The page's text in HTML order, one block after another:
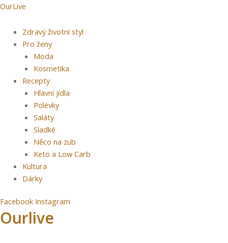
Přeskočit
obsah
OurLive
Menu
Zdravý životní styl
Pro ženy
Moda
Kosmetika
Recepty
Hlavní jídla
Polévky
Saláty
Sladké
Něco na zub
Keto a Low Carb
Kultura
Dárky
Facebook Instagram
Ourlive
Post